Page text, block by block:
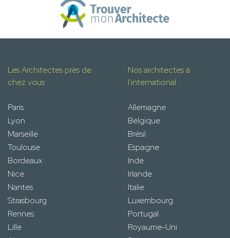
Les Architectes près de
chez vous
Paris
Lyon
Marseille
Toulouse
Bordeaux
Nice
Nantes
Strasbourg
Rennes
Lille
Nos architectes à
l'international
Allemagne
Belgique
Brésil
Espagne
Inde
Irlande
Italie
Luxembourg
Portugal
Royaume-Uni